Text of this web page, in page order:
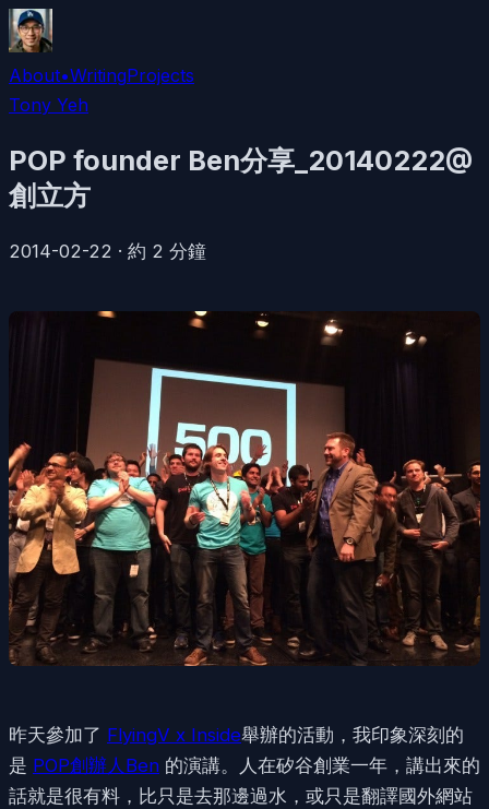
About•WritingProjects
Tony Yeh
POP founder Ben分享_20140222@
創立方
2014-02-22 · 約 2 分鐘
昨天參加了 FlyingV x Inside舉辦的活動，我印象深刻的
是 POP創辦人Ben 的演講。人在矽谷創業一年，講出來的
話就是很有料，比只是去那邊過水，或只是翻譯國外網站